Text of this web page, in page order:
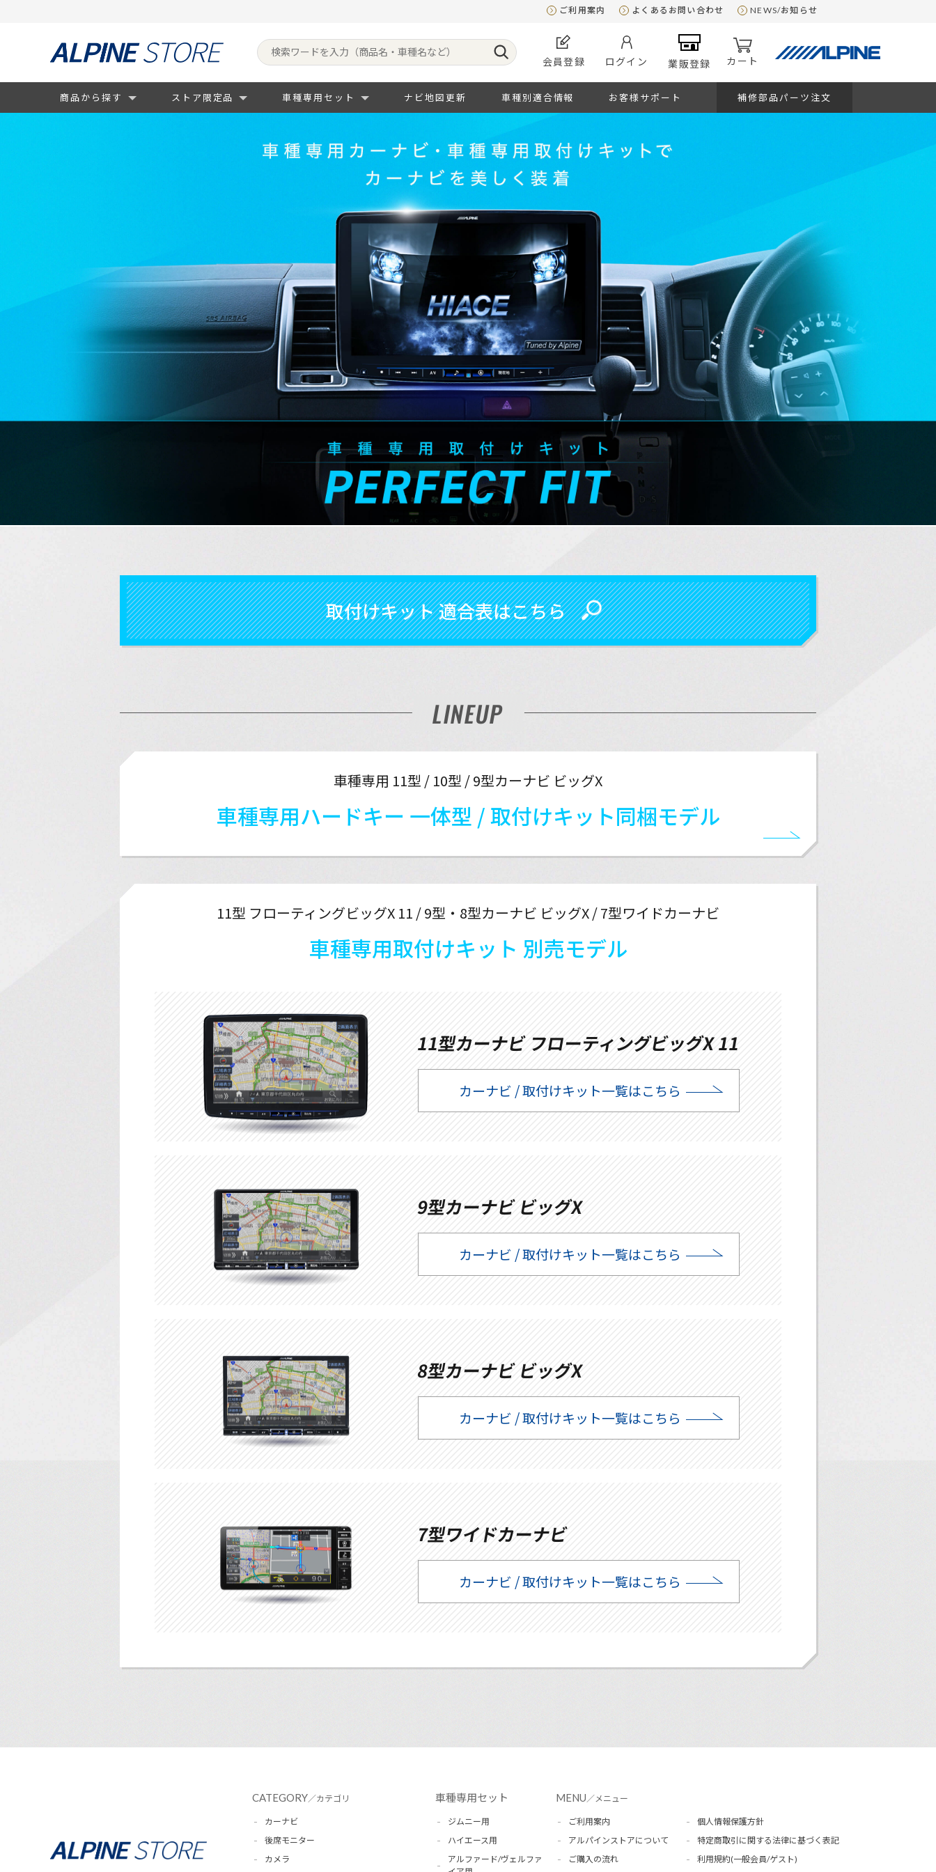
ご利用案内 よくあるお問い合わせ NEWS/お知らせ
会員登録 ログイン 業販登録 カート
商品から探す ストア限定品 車種専用セット ナビ地図更新 車種別適合情報 お客様サポート 補修部品パーツ注文
取付けキット 適合表はこちら
LINEUP
車種専用 11型 / 10型 / 9型カーナビ ビッグX
車種専用ハードキー 一体型 / 取付けキット同梱モデル
11型 フローティングビッグX 11 / 9型・8型カーナビ ビッグX / 7型ワイドカーナビ
車種専用取付けキット 別売モデル
11型カーナビ フローティングビッグX 11
カーナビ / 取付けキット一覧はこちら
9型カーナビ ビッグX
カーナビ / 取付けキット一覧はこちら
8型カーナビ ビッグX
カーナビ / 取付けキット一覧はこちら
7型ワイドカーナビ
カーナビ / 取付けキット一覧はこちら
CATEGORY／カテゴリ
カーナビ
後席モニター
カメラ
車種専用セット
ジムニー用
ハイエース用
アルファード/ヴェルファ
MENU ／メニュー
ご利用案内
アルパインストアについて
ご購入の流れ
個人情報保護方針
特定商取引に関する法律に基づく表記
利用規約(一般会員/ゲスト)